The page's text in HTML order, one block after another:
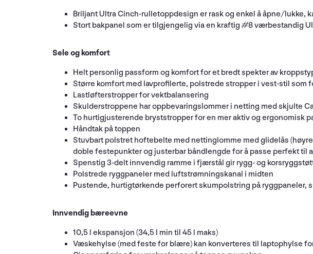
Briljant Ultra Cinch-rulletoppdesign er rask og enkel å åpne/lukke,
Stort bakpanel som er tilgjengelig via en kraftig #8 værbestandig
Sele og komfort
Helt personlig passform og komfort for et bredt spekter av
Større komfort med lavprofilerte, polstrede stropper i vest-stil som
Lastløfterstropper for vektbalansering
Skulderstroppene har oppbevaringslommer i netting med skjulte
To hurtigjusterende bryststropper for en mer aktiv og ergonomisk
Håndtak på toppen
Stuvbart polstret hoftebelte med nettinglomme med glidelås
doble festepunkter og justerbar båndlengde for å passe perfekt til
Spenstig 3-delt innvendig ramme i fjærstål gir rygg- og
Polstrede ryggpaneler med luftstrømningskanal i midten
Pustende, hurtigtørkende perforert skumpolstring på ryggpaneler,
Innvendig bæreevne
10,5 l ekspansjon (34,5 l min til 45 l maks)
Væskehylse (med feste for blære) kan konverteres til laptophylse